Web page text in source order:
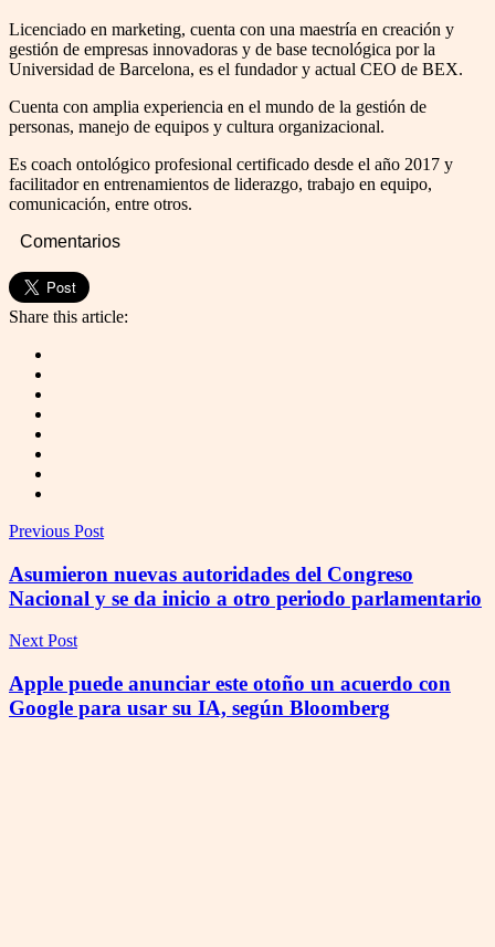
Licenciado en marketing, cuenta con una maestría en creación y
gestión de empresas innovadoras y de base tecnológica por la
Universidad de Barcelona, es el fundador y actual CEO de BEX.
Cuenta con amplia experiencia en el mundo de la gestión de
personas, manejo de equipos y cultura organizacional.
Es coach ontológico profesional certificado desde el año 2017 y
facilitador en entrenamientos de liderazgo, trabajo en equipo,
comunicación, entre otros.
Comentarios
Share this article:
Previous Post
Asumieron nuevas autoridades del Congreso
Nacional y se da inicio a otro periodo parlamentario
Next Post
Apple puede anunciar este otoño un acuerdo con
Google para usar su IA, según Bloomberg